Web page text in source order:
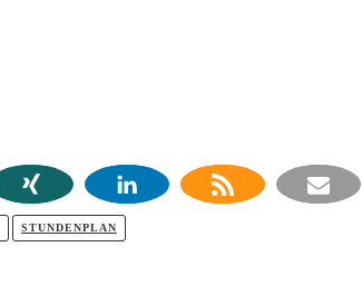
STUNDENPLAN